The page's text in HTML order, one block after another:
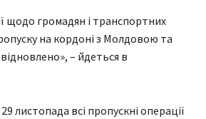
щодо громадян і транспортних
на кордоні з Молдовою та
– йдеться в
листопада всі пропускні операції